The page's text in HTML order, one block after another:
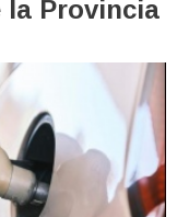
la Provincia